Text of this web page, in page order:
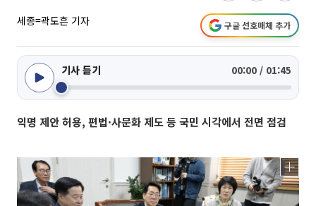
세종=곽도흔 기자 구글 선호매체 추가
기사 듣기 00:00 / 01:45
익명 제안 허용, 편법·사문화 제도 등 국민 시각에서 전면 점검